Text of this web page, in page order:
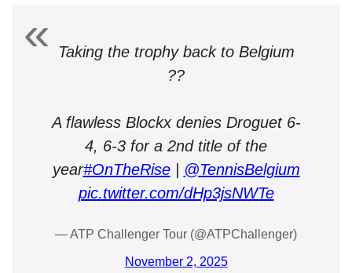
Taking the trophy back to Belgium
??
A flawless Blockx denies Droguet 6-
4, 6-3 for a 2nd title of the
year#OnTheRise|
@TennisBelgium
pic.twitter.com/dHp3jsNWTe
— ATP Challenger Tour (@ATPChallenger)
November 2, 2025